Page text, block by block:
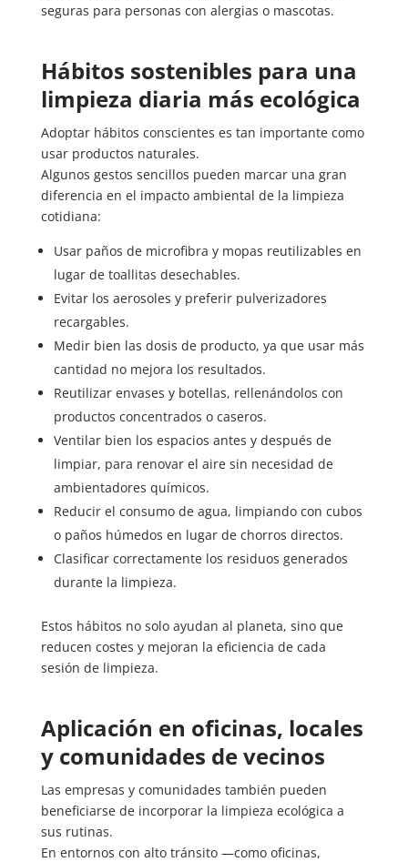
seguras para personas con alergias o mascotas.
Hábitos sostenibles para una
limpieza diaria más ecológica
Adoptar hábitos conscientes es tan importante como
usar productos naturales.
Algunos gestos sencillos pueden marcar una gran
diferencia en el impacto ambiental de la limpieza
cotidiana:
Usar paños de microfibra y mopas reutilizables en
lugar de toallitas desechables.
Evitar los aerosoles y preferir pulverizadores
recargables.
Medir bien las dosis de producto, ya que usar más
cantidad no mejora los resultados.
Reutilizar envases y botellas, rellenándolos con
productos concentrados o caseros.
Ventilar bien los espacios antes y después de
limpiar, para renovar el aire sin necesidad de
ambientadores químicos.
Reducir el consumo de agua, limpiando con cubos
o paños húmedos en lugar de chorros directos.
Clasificar correctamente los residuos generados
durante la limpieza.
Estos hábitos no solo ayudan al planeta, sino que
reducen costes y mejoran la eficiencia de cada
sesión de limpieza.
Aplicación en oficinas, locales
y comunidades de vecinos
Las empresas y comunidades también pueden
beneficiarse de incorporar la limpieza ecológica a
sus rutinas.
En entornos con alto tránsito —como oficinas,